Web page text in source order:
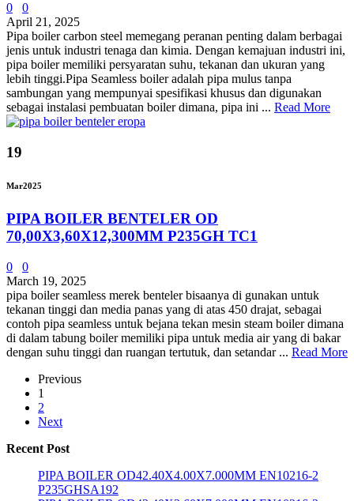
0
0
April 21, 2025
Pipa boiler carbon steel memegang peranan penting dalam berbagai
jenis untuk industri tenaga dan kimia. Dengan kemajuan industri ini,
pipa boiler memiliki persyaratan suhu, tekanan dan ukuran yang
lebih tinggi.Pipa Seamless boiler adalah pipa mulus tanpa
sambungan yang mempunyai spesifikasi khusus dan digunakan
sebagai instalasi pembuatan boiler dimana, pipa ini ... Read More
19
Mar2025
PIPA BOILER BENTELER OD
70,00X3,60X12,300MM P235GH TC1
0
0
March 19, 2025
pipa boiler seamless merek benteler bisaanya di gunakan untuk
tekanan tinggi dan media panas yang di atas 450 drajat, sebagai
contoh pipa seamless untuk bejana tekan mesin steam boiler dimana
di dalam tabung boiler memiliki pipa untuk media air yang di bakar
dengan suhu tinggi dan ruangan tertutuk, dan setandar ... Read More
Previous
1
2
Next
Recent Post
PIPA BOILER OD42.40X4.00X7.000MM EN10216-2
P235GHSA192